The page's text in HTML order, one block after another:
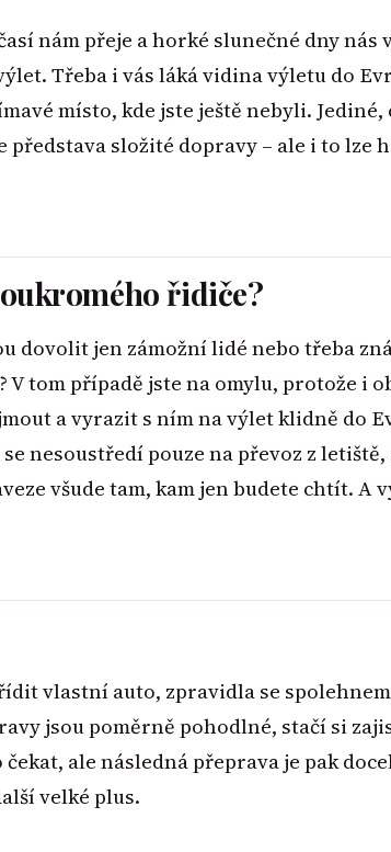
nám přeje a horké slunečné dny nás
Třeba i vás láká vidina výletu do
místo, kde jste ještě nebyli. Jediné,
složité dopravy – ale i to lze
řidiče?
dovolit jen zámožní lidé nebo třeba
tom případě jste na omylu, protože i
a vyrazit s ním na výlet klidně do
nesoustředí pouze na převoz z letiště,
všude tam, kam jen budete chtít. A
vlastní auto, zpravidla se
jsou poměrně pohodlné, stačí si
ale následná přeprava je pak
velké plus.